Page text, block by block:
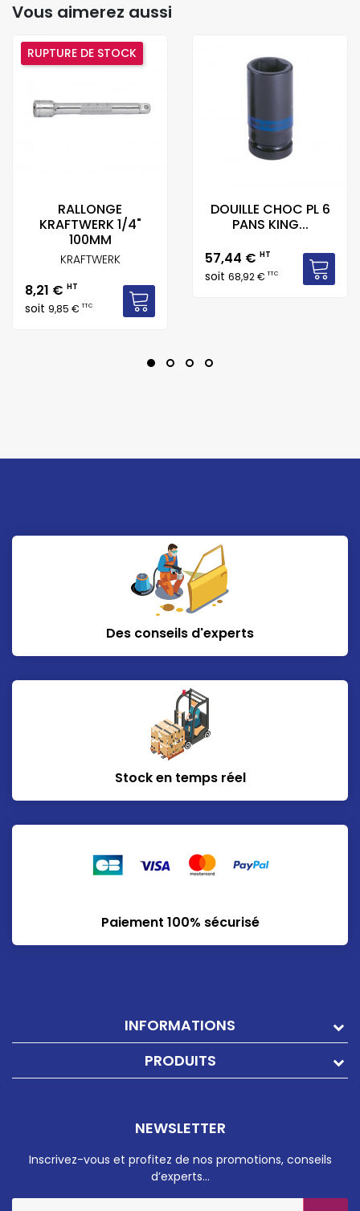
Vous aimerez aussi
RALLONGE
KRAFTWERK 1/4"
100MM
KRAFTWERK
Prix
8,21 € HT
soit 9,85 €TTC
RUPTURE DE STOCK
DOUILLE CHOC PL 6
PANS KING...
Prix
57,44 € HT
soit 68,92 €TTC
Des conseils d'experts
Stock en temps réel
Paiement 100% sécurisé
INFORMATIONS
PRODUITS
NEWSLETTER
Inscrivez-vous et profitez de nos promotions, conseils
d’experts…